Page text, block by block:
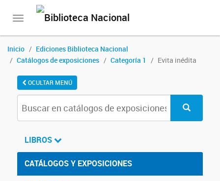
Toggle
Inicio
Ediciones Biblioteca Nacional
Catálogos de exposiciones
Categoría 1 Evita inédita
OCULTAR MENÚ
LIBROS
CATÁLOGOS Y EXPOSICIONES